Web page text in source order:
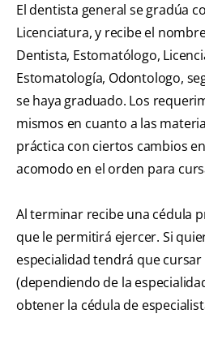
El dentista general se gradúa
Licenciatura, y recibe el
Dentista, Estomatólogo,
Estomatología, Odontologo,
se haya graduado. Los
mismos en cuanto a las
práctica con ciertos cambios
acomodo en el orden para
Al terminar recibe una cédula
que le permitirá ejercer. Si
especialidad tendrá que cursar
(dependiendo de la
obtener la cédula de